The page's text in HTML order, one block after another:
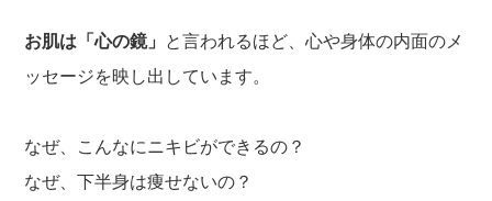
お肌は「心の鏡」 と言われるほど、心や身体の内面のメ
ッセージを映し出しています。
なぜ、こんなにニキビができるの？
なぜ、下半身は痩せないの？